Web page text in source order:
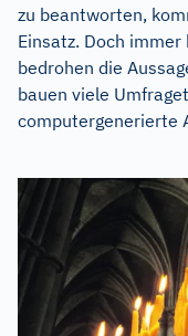
zu beantworten,
Einsatz. Doch
bedrohen die
bauen viele
computergenerierte